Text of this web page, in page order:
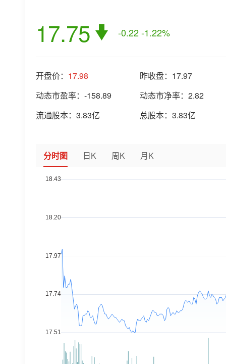
17.75 -0.22-1.22%
开盘价： 17.98 昨收盘： 17.97
动态市盈率： -158.89 动态市净率： 2.82
流通股本： 3.83亿 总股本： 3.83亿
分时图 日K 周K 月K